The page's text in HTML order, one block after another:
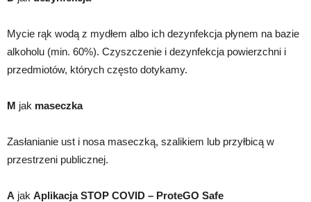
Mycie rąk wodą z mydłem albo ich dezynfekcja płynem na bazie
alkoholu (min. 60%). Czyszczenie i dezynfekcja powierzchni i
przedmiotów, których często dotykamy.
M jak maseczka
Zasłanianie ust i nosa maseczką, szalikiem lub przyłbicą w
przestrzeni publicznej.
A jak Aplikacja STOP COVID – ProteGO Safe